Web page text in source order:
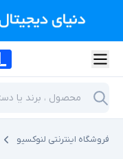
فروشگاه اینترنتی لنوکسیو